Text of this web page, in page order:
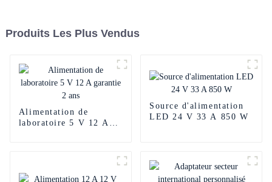
Produits Les Plus Vendus
Alimentation de
laboratoire 5 V 12 A
Source d'alimentation
LED 24 V 33 A 850 W